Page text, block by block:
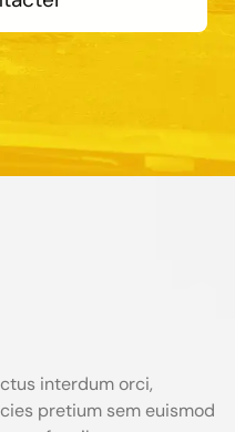
interdum orci,
pretium sem euismod